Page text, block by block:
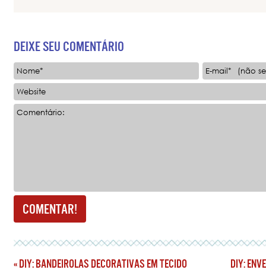
DEIXE SEU COMENTÁRIO
Nome* E-mail*
Website
Comentário:
« DIY: BANDEIROLAS DECORATIVAS EM TECIDO DIY: